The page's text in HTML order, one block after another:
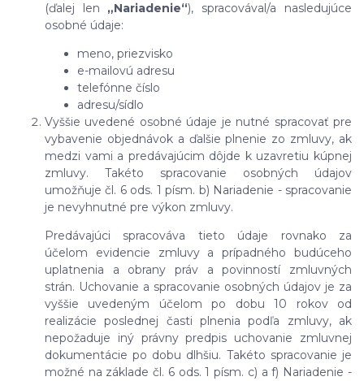
(ďalej len „Nariadenie“), spracovával/a nasledujúce
osobné údaje:
meno, priezvisko
e-mailovú adresu
telefónne číslo
adresu/sídlo
Vyššie uvedené osobné údaje je nutné spracovať pre
vybavenie objednávok a ďalšie plnenie zo zmluvy, ak
medzi vami a predávajúcim dôjde k uzavretiu kúpnej
zmluvy. Takéto spracovanie osobných údajov
umožňuje čl. 6 ods. 1 písm. b) Nariadenie - spracovanie
je nevyhnutné pre výkon zmluvy.
Predávajúci spracováva tieto údaje rovnako za
účelom evidencie zmluvy a prípadného budúceho
uplatnenia a obrany práv a povinností zmluvných
strán. Uchovanie a spracovanie osobných údajov je za
vyššie uvedeným účelom po dobu 10 rokov od
realizácie poslednej časti plnenia podľa zmluvy, ak
nepožaduje iný právny predpis uchovanie zmluvnej
dokumentácie po dobu dlhšiu. Takéto spracovanie je
možné na základe čl. 6 ods. 1 písm. c) a f) Nariadenie -